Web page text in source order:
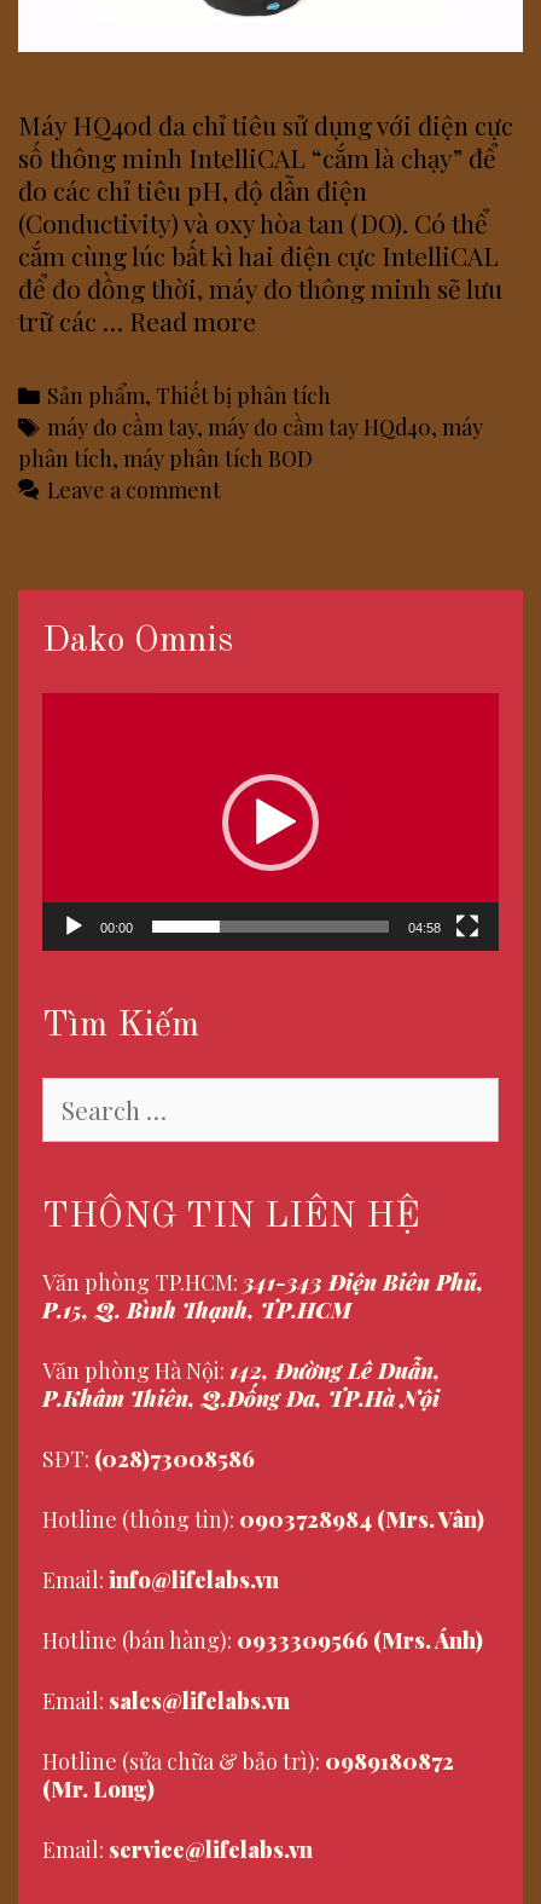
Máy HQ40d đa chỉ tiêu sử dụng với điện cực
số thông minh IntelliCAL “cắm là chạy” để
đo các chỉ tiêu pH, độ dẫn điện
(Conductivity) và oxy hòa tan (DO). Có thể
cắm cùng lúc bất kì hai điện cực IntelliCAL
để đo đồng thời, máy đo thông minh sẽ lưu
trữ các … Read more
phân
tích
BOD
Categories
Sản phẩm, Thiết bị phân tích
Tags
máy đo cầm tay, máy đo cầm tay HQd40, máy
phân tích, máy phân tích BOD
Leave a comment
Dako Omnis
00:00 04:58
Tìm Kiếm
for:
THÔNG TIN LIÊN HỆ
Văn phòng TP.HCM: 341-343 Điện Biên Phủ,
P.15, Q. Bình Thạnh, TP.HCM
Văn phòng Hà Nội: 142, Đường Lê Duẫn,
P.Khâm Thiên, Q.Đống Đa, TP.Hà Nội
SĐT: (028)73008586
Hotline (thông tin): 0903728984 (Mrs. Vân)
Email: info@lifelabs.vn
Hotline (bán hàng): 0933309566 (Mrs. Ánh)
Email: sales@lifelabs.vn
Hotline (sửa chữa & bảo trì): 0989180872
(Mr. Long)
Email: service@lifelabs.vn